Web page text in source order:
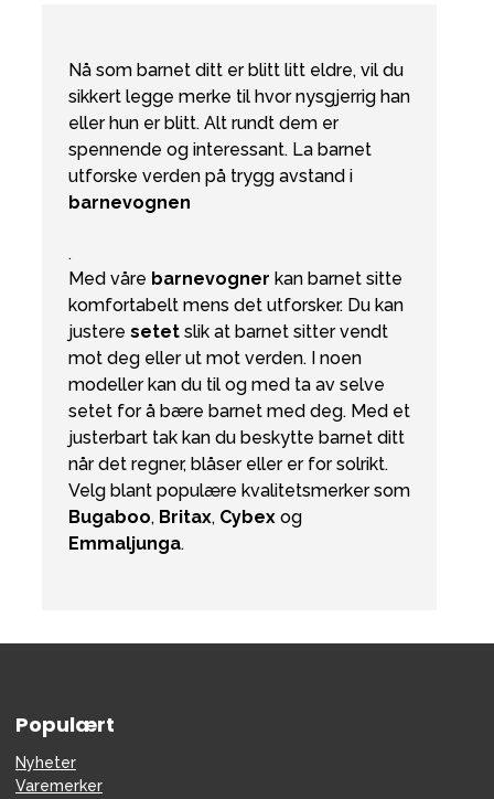
Nå som barnet ditt er blitt litt eldre, vil du
sikkert legge merke til hvor nysgjerrig han
eller hun er blitt. Alt rundt dem er
spennende og interessant. La barnet
utforske verden på trygg avstand i
barnevognen
.
Med våre barnevogner kan barnet sitte
komfortabelt mens det utforsker. Du kan
justere setet slik at barnet sitter vendt
mot deg eller ut mot verden. I noen
modeller kan du til og med ta av selve
setet for å bære barnet med deg. Med et
justerbart tak kan du beskytte barnet ditt
når det regner, blåser eller er for solrikt.
Velg blant populære kvalitetsmerker som
Bugaboo, Britax, Cybex og
Emmaljunga.
Populært
Nyheter
Varemerker